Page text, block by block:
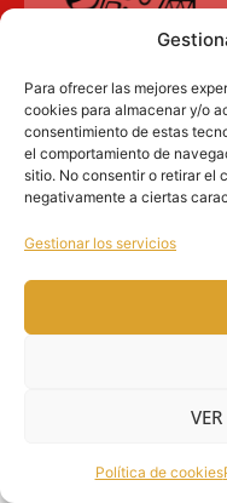
Para ofrecer las mejores
cookies para almacenar y/o
consentimiento de estas
el comportamiento de
sitio. No consentir o retirar el
negativamente a ciertas
Gestionar los servicios
Política de cookies
Política de
Política de
Internacional · C/
Tlfs. +34 609